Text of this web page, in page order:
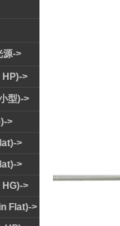
源->
HP)->
型)->
>
>
>
HG)->
Flat)->